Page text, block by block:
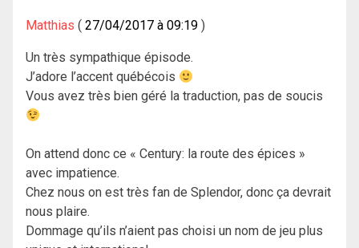
Matthias 27/04/2017 à 09:19
Un très sympathique épisode.
J’adore l’accent québécois
Vous avez très bien géré la traduction, pas de soucis
On attend donc ce « Century: la route des épices »
avec impatience.
Chez nous on est très fan de Splendor, donc ça devrait
nous plaire.
Dommage qu’ils n’aient pas choisi un nom de jeu plus